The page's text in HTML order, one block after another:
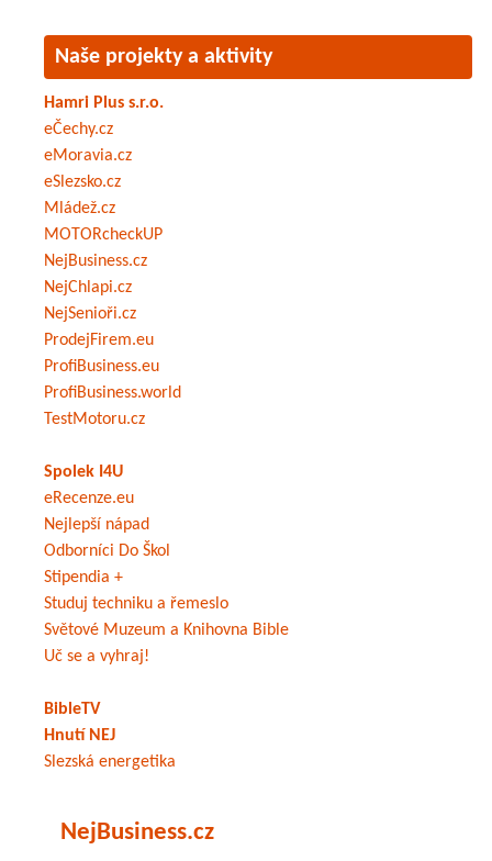
Naše projekty a aktivity
Hamri Plus s.r.o.
eČechy.cz
eMoravia.cz
eSlezsko.cz
Mládež.cz
MOTORcheckUP
NejBusiness.cz
NejChlapi.cz
NejSenioři.cz
ProdejFirem.eu
ProfiBusiness.eu
ProfiBusiness.world
TestMotoru.cz
Spolek I4U
eRecenze.eu
Nejlepší nápad
Odborníci Do Škol
Stipendia +
Studuj techniku a řemeslo
Světové Muzeum a Knihovna Bible
Uč se a vyhraj!
BibleTV
Hnutí NEJ
Slezská energetika
NejBusiness.cz